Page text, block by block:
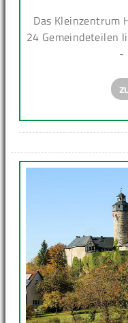
Das Kleinzentrum
24 Gemeindeteilen
-